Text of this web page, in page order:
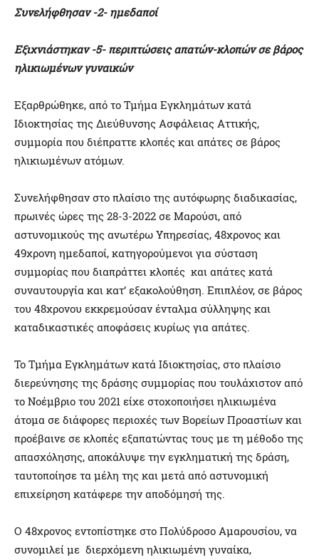
Συνελήφθησαν -2- ημεδαποί
Εξιχνιάστηκαν -5- περιπτώσεις απατών-κλοπών σε βάρος
ηλικιωμένων γυναικών
Εξαρθρώθηκε, από το Τμήμα Εγκλημάτων κατά
Ιδιοκτησίας της Διεύθυνσης Ασφάλειας Αττικής,
συμμορία που διέπραττε κλοπές και απάτες σε βάρος
ηλικιωμένων ατόμων.
Συνελήφθησαν στο πλαίσιο της αυτόφωρης διαδικασίας,
πρωινές ώρες της 28-3-2022 σε Μαρούσι, από
αστυνομικούς της ανωτέρω Υπηρεσίας, 48χρονος και
49χρονη ημεδαποί, κατηγορούμενοι για σύσταση
συμμορίας που διαπράττει κλοπές και απάτες κατά
συναυτουργία και κατ’ εξακολούθηση. Επιπλέον, σε βάρος
του 48χρονου εκκρεμούσαν ένταλμα σύλληψης και
καταδικαστικές αποφάσεις κυρίως για απάτες.
Το Τμήμα Εγκλημάτων κατά Ιδιοκτησίας, στο πλαίσιο
διερεύνησης της δράσης συμμορίας που τουλάχιστον από
το Νοέμβριο του 2021 είχε στοχοποιήσει ηλικιωμένα
άτομα σε διάφορες περιοχές των Βορείων Προαστίων και
προέβαινε σε κλοπές εξαπατώντας τους με τη μέθοδο της
απασχόλησης, αποκάλυψε την εγκληματική της δράση,
ταυτοποίησε τα μέλη της και μετά από αστυνομική
επιχείρηση κατάφερε την αποδόμησή της.
Ο 48χρονος εντοπίστηκε στο Πολύδροσο Αμαρουσίου, να
συνομιλεί με διερχόμενη ηλικιωμένη γυναίκα,